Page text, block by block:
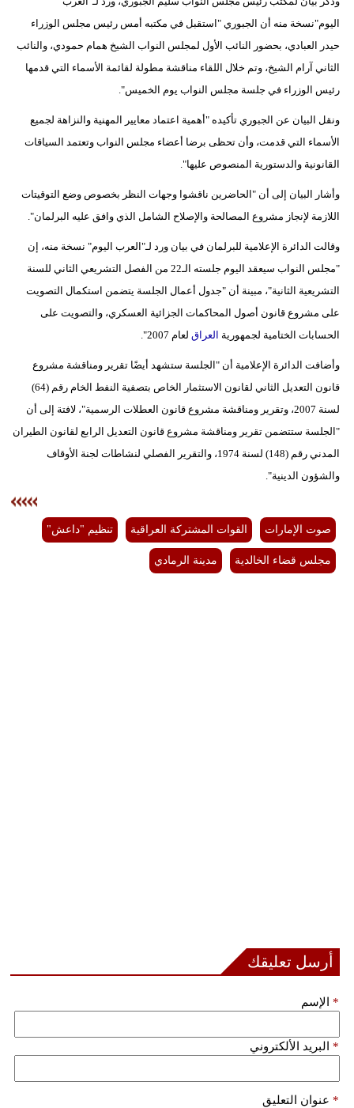
اليوم"نسخة منه أن الجبوري "استقبل في مكتبه أمس رئيس مجلس الوزراء
حيدر العبادي، بحضور النائب الأول لمجلس النواب الشيخ همام حمودي، والنائب
الثاني آرام الشيخ، وتم خلال اللقاء مناقشة مطولة لقائمة الأسماء التي قدمها
رئيس الوزراء في جلسة مجلس النواب يوم الخميس".
ونقل البيان عن الجبوري تأكيده "أهمية اعتماد معايير المهنية والنزاهة لجميع
الأسماء التي قدمت، وأن تحظى برضا أعضاء مجلس النواب وتعتمد السياقات
القانونية والدستورية المنصوص عليها".
وأشار البيان إلى أن "الحاضرين ناقشوا وجهات النظر بخصوص وضع التوقيتات
اللازمة لإنجاز مشروع المصالحة والإصلاح الشامل الذي وافق عليه البرلمان".
وقالت الدائرة الإعلامية للبرلمان في بيان ورد لـ"العرب اليوم" نسخة منه، إن
"مجلس النواب سيعقد اليوم جلسته الـ22 من الفصل التشريعي الثاني للسنة
التشريعية الثانية"، مبينة أن "جدول أعمال الجلسة يتضمن استكمال التصويت
على مشروع قانون أصول المحاكمات الجزائية العسكري، والتصويت على
الحسابات الختامية لجمهورية العراق لعام 2007".
وأضافت الدائرة الإعلامية أن "الجلسة ستشهد أيضًا تقرير ومناقشة مشروع
قانون التعديل الثاني لقانون الاستثمار الخاص بتصفية النفط الخام رقم (64)
لسنة 2007، وتقرير ومناقشة مشروع قانون العطلات الرسمية"، لافتة إلى أن
"الجلسة ستتضمن تقرير ومناقشة مشروع قانون التعديل الرابع لقانون الطيران
المدني رقم (148) لسنة 1974، والتقرير الفصلي لنشاطات لجنة الأوقاف
والشؤون الدينية".
صوت الإمارات القوات المشتركة العراقية تنظيم "داعش"
مجلس قضاء الخالدية مدينة الرمادي
أرسل تعليقك
الإسم *
البريد الألكتروني *
عنوان التعليق *